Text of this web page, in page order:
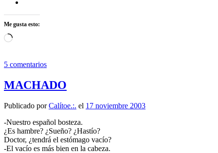
Me gusta esto:
Cargando...
5 comentarios
MACHADO
Publicado porCalítoe.:. el 17 noviembre 2003
-Nuestro español bosteza.
¿Es hambre? ¿Sueño? ¿Hastío?
Doctor, ¿tendrá el estómago vacío?
-El vacío es más bien en la cabeza.